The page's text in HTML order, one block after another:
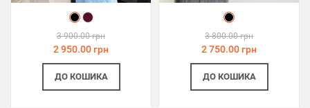
3 900.00 грн
2 950.00 грн
ДО КОШИКА
3 800.00 грн
2 750.00 грн
ДО КОШИКА